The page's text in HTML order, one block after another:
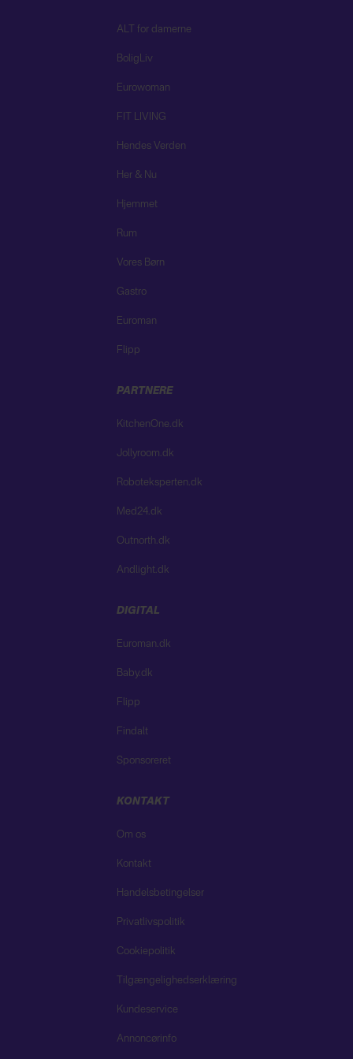
ALT for damerne
BoligLiv
Eurowoman
FIT LIVING
Hendes Verden
Her & Nu
Hjemmet
Rum
Vores Børn
Gastro
Euroman
Flipp
PARTNERE
KitchenOne.dk
Jollyroom.dk
Roboteksperten.dk
Med24.dk
Outnorth.dk
Andlight.dk
DIGITAL
Euroman.dk
Baby.dk
Flipp
Findalt
Sponsoreret
KONTAKT
Om os
Kontakt
Handelsbetingelser
Privatlivspolitik
Cookiepolitik
Tilgængelighedserklæring
Kundeservice
Annoncørinfo